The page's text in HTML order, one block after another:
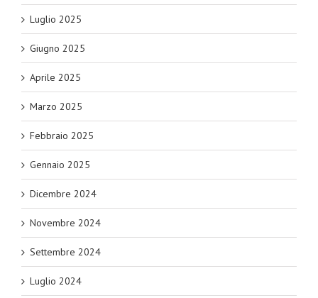
Luglio 2025
Giugno 2025
Aprile 2025
Marzo 2025
Febbraio 2025
Gennaio 2025
Dicembre 2024
Novembre 2024
Settembre 2024
Luglio 2024